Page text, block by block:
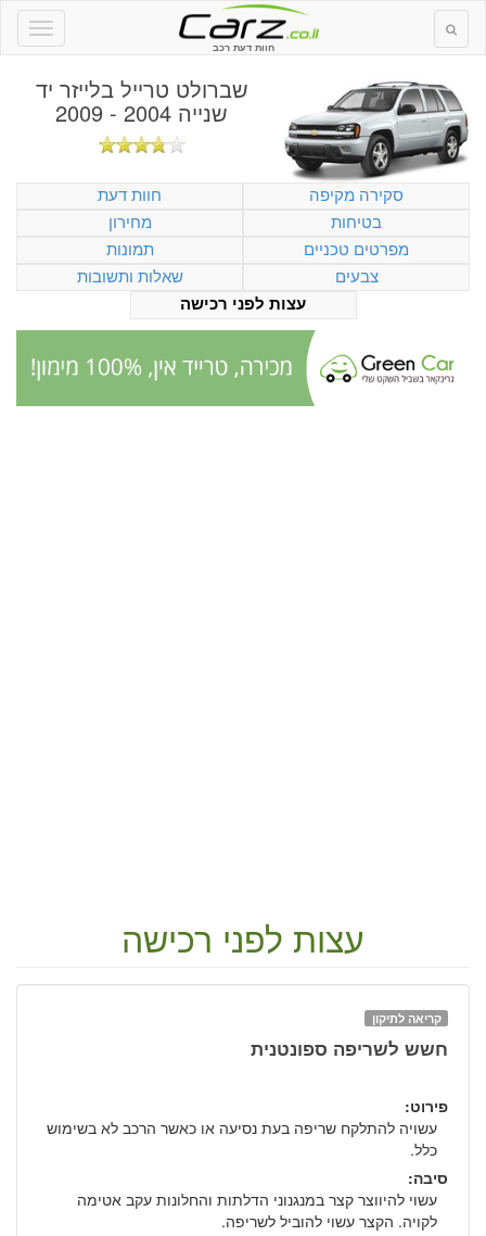
חוות דעת רכב
שברולט טרייל בלייזר יד
שנייה 2004 - 2009
סקירה מקיפה
חוות דעת
בטיחות
מחירון
מפרטים טכניים
תמונות
צבעים
שאלות ותשובות
עצות לפני רכישה
עצות לפני רכישה
קריאה לתיקון
חשש לשריפה ספונטנית
פירוט:
עשויה להתלקח שריפה בעת נסיעה או כאשר הרכב לא בשימוש
כלל.
סיבה:
עשוי להיווצר קצר במנגנוני הדלתות והחלונות עקב אטימה
לקויה. הקצר עשוי להוביל לשריפה.